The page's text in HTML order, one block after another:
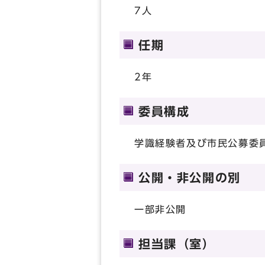
7人
任期
2年
委員構成
学識経験者及び市民公募委
公開・非公開の別
一部非公開
担当課（室）